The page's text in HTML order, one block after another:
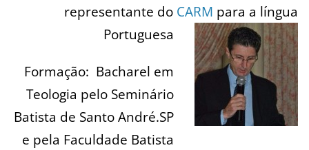
representante do CARM para a língua
Portuguesa
Formação: Bacharel em
Teologia pelo Seminário
Batista de Santo André.SP
e pela Faculdade Batista